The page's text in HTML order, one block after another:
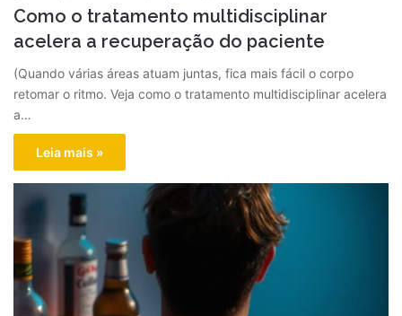
Como o tratamento multidisciplinar
acelera a recuperação do paciente
(Quando várias áreas atuam juntas, fica mais fácil o corpo
retomar o ritmo. Veja como o tratamento multidisciplinar acelera
a…
Leia mais »